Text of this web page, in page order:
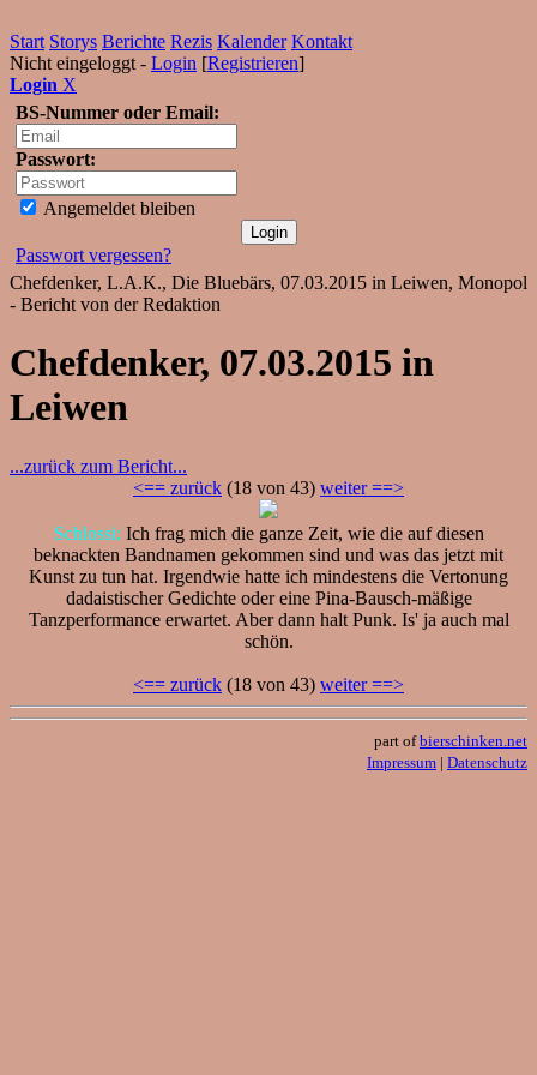
Start Storys Berichte Rezis Kalender Kontakt
Nicht eingeloggt - Login [Registrieren]
Login X
BS-Nummer oder Email:
Passwort:
Angemeldet bleiben
Passwort vergessen?
Chefdenker, L.A.K., Die Bluebärs, 07.03.2015 in Leiwen, Monopol
- Bericht von der Redaktion
Chefdenker, 07.03.2015 in
Leiwen
...zurück zum Bericht...
<== zurück (18 von 43) weiter ==>
Schlossi: Ich frag mich die ganze Zeit, wie die auf diesen
beknackten Bandnamen gekommen sind und was das jetzt mit
Kunst zu tun hat. Irgendwie hatte ich mindestens die Vertonung
dadaistischer Gedichte oder eine Pina-Bausch-mäßige
Tanzperformance erwartet. Aber dann halt Punk. Is' ja auch mal
schön.
<== zurück (18 von 43) weiter ==>
part ofbierschinken.net
Impressum | Datenschutz